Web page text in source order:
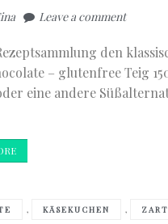
Leave a comment
den
– glutenfree Teig
eine andere
, KÄSEKUCHEN ,